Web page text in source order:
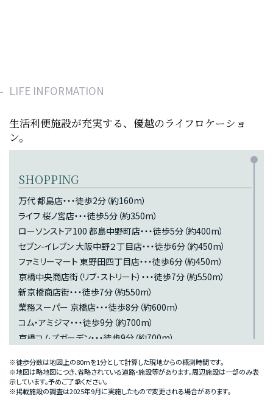
LIFE INFORMATION
生活利便施設が充実する、優越のライフロケーショ
ン。
SHOPPING
万代 都島店・・・徒歩2分（約160m）
ライフ 桜ノ宮店・・・徒歩5分（約350m）
ローソンストア100 都島中野町店・・・徒歩5分（約400m）
セブン-イレブン 大阪中野２丁目店・・・徒歩6分（約450m）
ファミリーマート 東野田四丁目店・・・徒歩6分（約450m）
京橋中央商店街（リブ･ストリート）・・・徒歩7分（約550m）
新京橋商店街・・・徒歩7分（約550m）
業務スーパー 京橋店・・・徒歩8分（約600m）
コム・アミジマ・・・徒歩9分（約700m）
京橋コムズガーデン・・・徒歩9分（約700m）
ドン・キホーテ 京橋店・・・徒歩10分（約750m）
京阪モール・・・徒歩10分（約800m）
Ｋぶらっと・・・徒歩12分（約950m）
※徒歩分数は地図上の80mを1分として計算した現地からの概測時間です。
※地図は略地図につき、省略されている道路・施設等があります。周辺施設は一部のみ表
示しています。予めご了承ください。
※掲載施設の調査は2025年9月に実施したもので変更される場合があります。